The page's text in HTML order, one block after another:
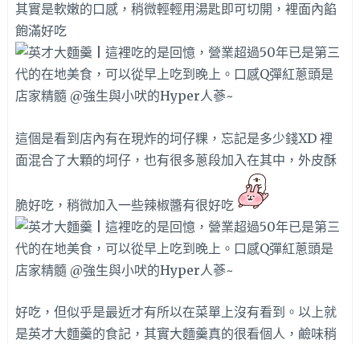
其實是軟嫩的口感，稍微輕輕用湯匙即可切開，裡面內餡
飽滿好吃
這個是看到店內有在現炸的坷仔粿，忘記是多少錢XD 裡
面混合了大顆的坷仔，也有很多蔥段加入在其中，外皮酥
脆好吃，稍微加入一些辣椒醬有很好吃
好吃，但似乎是最近才有所以在菜單上沒有看到。以上就
是英才大麵羹的食記，其實大麵羹真的很看個人，鹼味稍